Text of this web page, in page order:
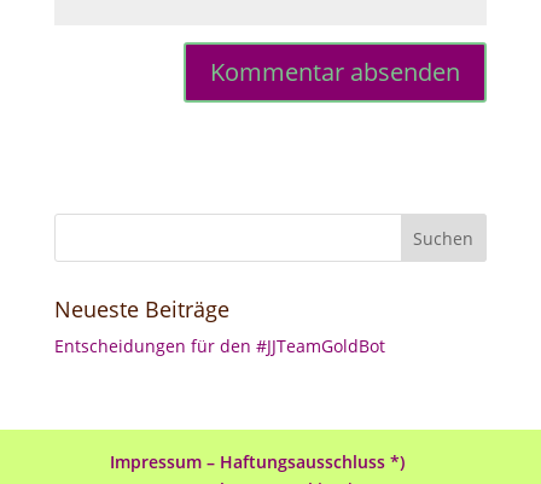
Neueste Beiträge
Entscheidungen für den #JJTeamGoldBot
Impressum – Haftungsausschluss *)